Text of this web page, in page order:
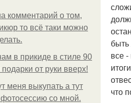
комментарий о том,
то всё таки можно
в прикиде в стиле 90
от руки вверх!
меня выкупать а тут
со мной.
быть
все
что